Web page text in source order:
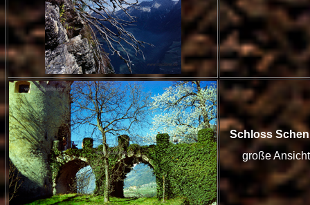
Schloss
große Ansicht